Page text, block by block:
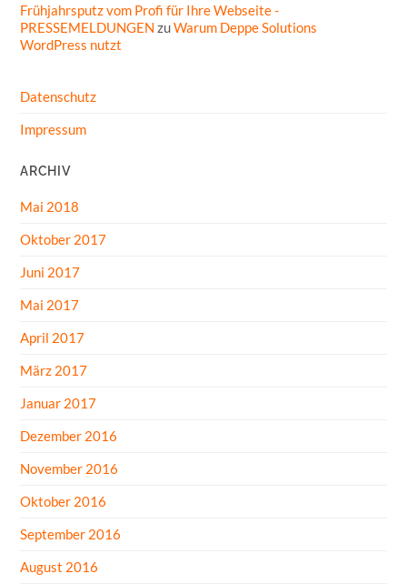
Frühjahrsputz vom Profi für Ihre Webseite -
PRESSEMELDUNGEN zuWarum Deppe Solutions
WordPress nutzt
Datenschutz
Impressum
ARCHIV
Mai 2018
Oktober 2017
Juni 2017
Mai 2017
April 2017
März 2017
Januar 2017
Dezember 2016
November 2016
Oktober 2016
September 2016
August 2016